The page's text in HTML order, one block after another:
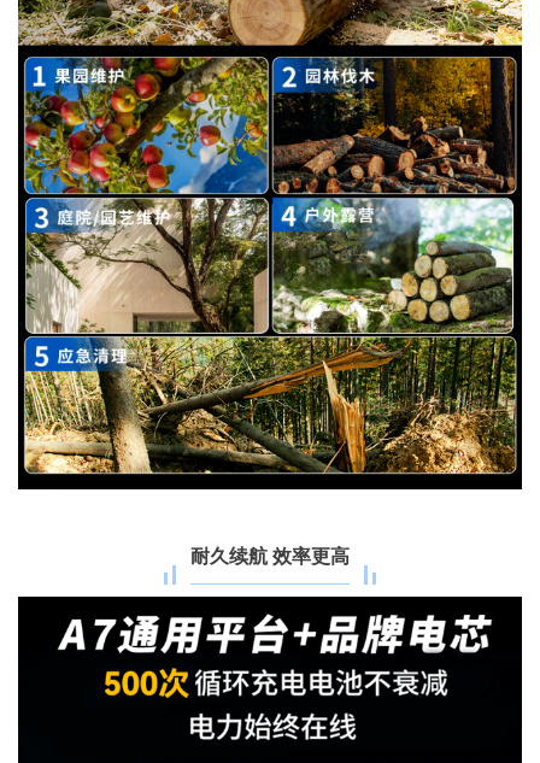
耐久续航 效率更高